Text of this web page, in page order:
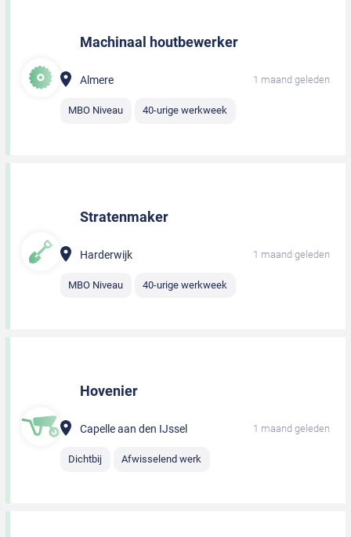
Machinaal houtbewerker
Almere 1 maand geleden
MBO Niveau 40-urige werkweek
Stratenmaker
Harderwijk 1 maand geleden
MBO Niveau 40-urige werkweek
Hovenier
Capelle aan den IJssel 1 maand geleden
Dichtbij Afwisselend werk